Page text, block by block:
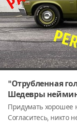
"Отрубленная
Шедевры
Придумать хорошее
Согласитесь, никто